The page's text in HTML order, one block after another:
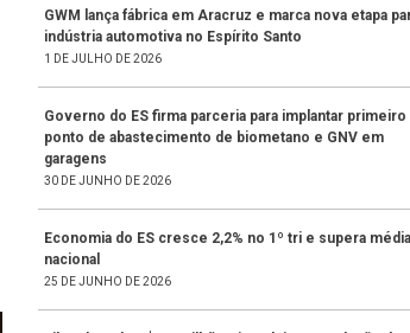
GWM lança fábrica em Aracruz e marca nova etapa
indústria automotiva no Espírito Santo
1 DE JULHO DE 2026
Governo do ES firma parceria para implantar primeiro
ponto de abastecimento de biometano e GNV em
garagens
30 DE JUNHO DE 2026
Economia do ES cresce 2,2% no 1º tri e supera média
nacional
25 DE JUNHO DE 2026